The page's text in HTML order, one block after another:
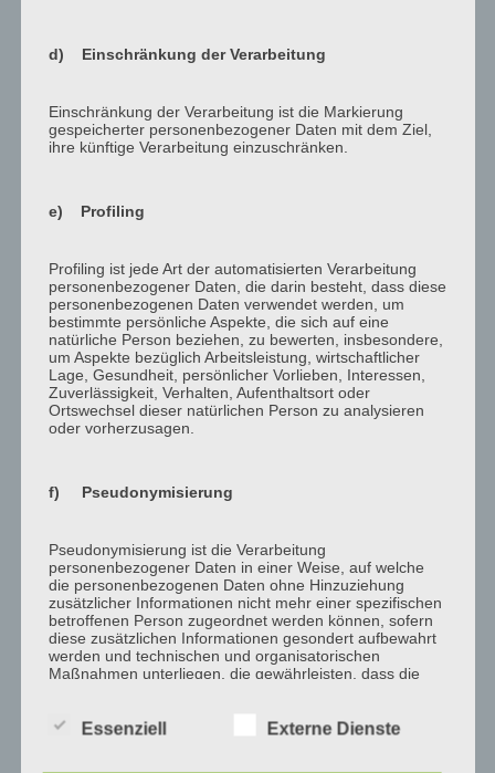
Sed porttitor lectus nibh. Nulla porttitor accumsan tincidunt.
Learn More
Cardiology
Vestibulum ante ipsum primis
Learn More
Overnight Care
Vestibulum ante ipsum primis
d) Einschränkung der Verarbeitung
Einschränkung der Verarbeitung ist die Markierung
gespeicherter personenbezogener Daten mit dem Ziel,
ihre künftige Verarbeitung einzuschränken.
e) Profiling
Profiling ist jede Art der automatisierten Verarbeitung
personenbezogener Daten, die darin besteht, dass diese
personenbezogenen Daten verwendet werden, um
bestimmte persönliche Aspekte, die sich auf eine
natürliche Person beziehen, zu bewerten, insbesondere,
um Aspekte bezüglich Arbeitsleistung, wirtschaftlicher
Lage, Gesundheit, persönlicher Vorlieben, Interessen,
Zuverlässigkeit, Verhalten, Aufenthaltsort oder
Ortswechsel dieser natürlichen Person zu analysieren
oder vorherzusagen.
f) Pseudonymisierung
Pseudonymisierung ist die Verarbeitung
personenbezogener Daten in einer Weise, auf welche
die personenbezogenen Daten ohne Hinzuziehung
zusätzlicher Informationen nicht mehr einer spezifischen
betroffenen Person zugeordnet werden können, sofern
diese zusätzlichen Informationen gesondert aufbewahrt
werden und technischen und organisatorischen
Maßnahmen unterliegen, die gewährleisten, dass die
werden.Essenziell Externe Dienste